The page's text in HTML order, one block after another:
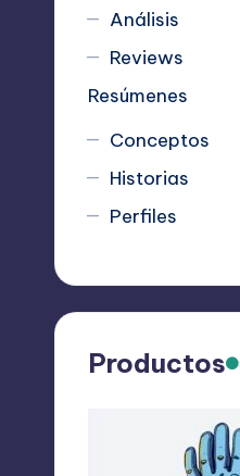
Análisis
Reviews
Resúmenes
Conceptos
Historias
Perfiles
Productos